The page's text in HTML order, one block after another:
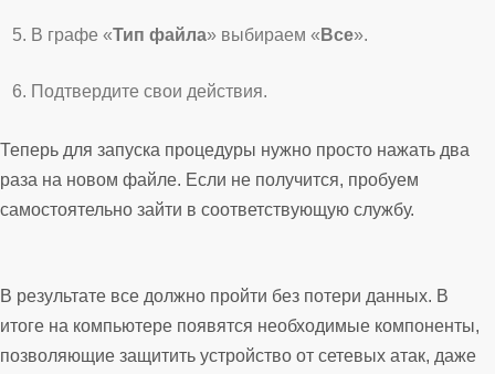
В графе «Тип файла» выбираем « Все».
Подтвердите свои действия.
Теперь для запуска процедуры нужно просто нажать два
раза на новом файле. Если не получится, пробуем
самостоятельно зайти в соответствующую службу.
В результате все должно пройти без потери данных. В
итоге на компьютере появятся необходимые компоненты,
позволяющие защитить устройство от сетевых атак, даже